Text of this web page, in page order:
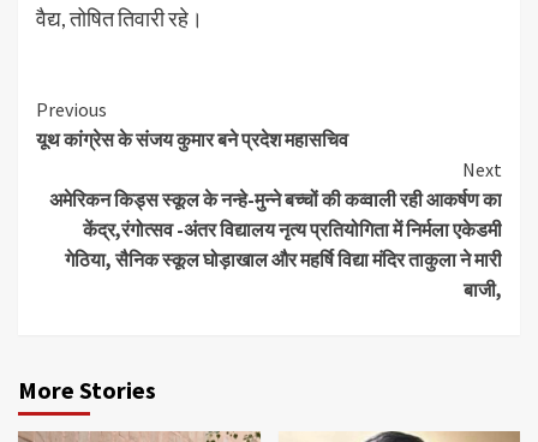
वैद्य, तोषित तिवारी रहे।
Continue
Reading
Previous
यूथ कांग्रेस के संजय कुमार बने प्रदेश महासचिव
Next
अमेरिकन किड्स स्कूल के नन्हे-मुन्ने बच्चों की कव्वाली रही आकर्षण का
केंद्र,रंगोत्सव -अंतर विद्यालय नृत्य प्रतियोगिता में निर्मला एकेडमी
गेठिया, सैनिक स्कूल घोड़ाखाल और महर्षि विद्या मंदिर ताकुला ने मारी
बाजी,
More Stories